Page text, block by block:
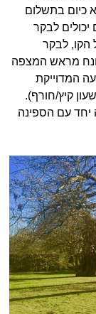
כיום בתשלום
יכולים לבקר
הקו, לבקר
הכוכבים ועוד. בכל יום בשעה 13:00 צונח מראש המצפה
המדוייקת
יחד עם הספינה